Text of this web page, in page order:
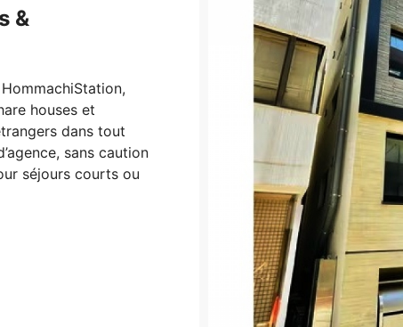
&
houses et
dans tout
sans caution
séjours courts ou